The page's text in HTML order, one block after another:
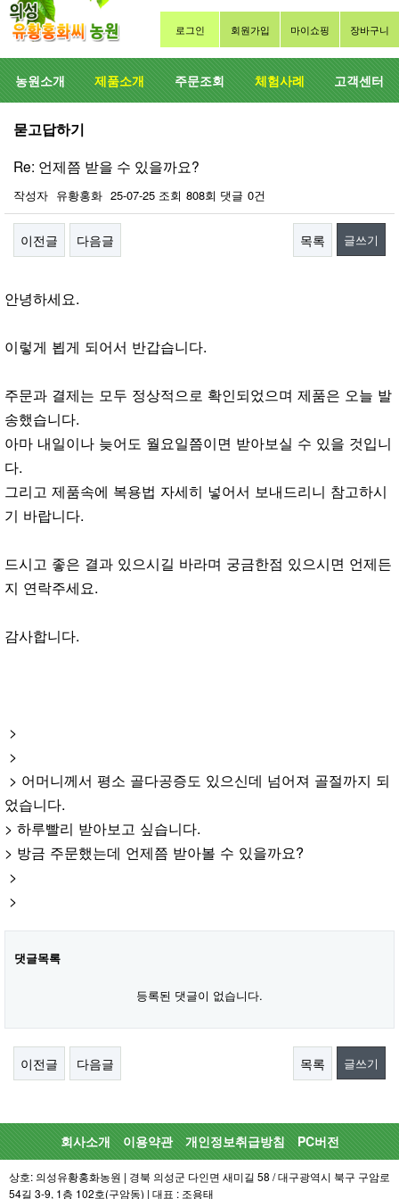
로그인 회원가입 마이쇼핑 장바구니
농원소개 제품소개 주문조회 체험사례 고객센터
묻고답하기
Re: 언제쯤 받을 수 있을까요?
작성자 유황홍화 25-07-25 조회 808회 댓글 0건
이전글 다음글 목록 글쓰기
안녕하세요.
이렇게 뵙게 되어서 반갑습니다.
주문과 결제는 모두 정상적으로 확인되었으며 제품은 오늘 발
송했습니다.
아마 내일이나 늦어도 월요일쯤이면 받아보실 수 있을 것입니
다.
그리고 제품속에 복용법 자세히 넣어서 보내드리니 참고하시
기 바랍니다.
드시고 좋은 결과 있으시길 바라며 궁금한점 있으시면 언제든
지 연락주세요.
감사합니다.
>
>
> 어머니께서 평소 골다공증도 있으신데 넘어져 골절까지 되
었습니다.
> 하루빨리 받아보고 싶습니다.
> 방금 주문했는데 언제쯤 받아볼 수 있을까요?
>
>
댓글목록
등록된 댓글이 없습니다.
이전글 다음글 목록 글쓰기
회사소개 이용약관 개인정보취급방침 PC버전
상호: 의성유황홍화농원 | 경북 의성군 다인면 새미길 58 / 대구광역시 북구 구암로
54길 3-9, 1층 102호(구암동) | 대표 : 조용태